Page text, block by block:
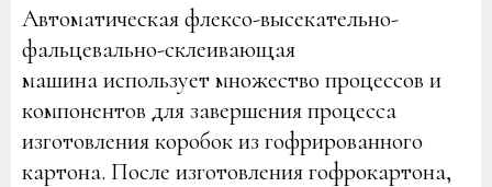
Автоматическая флексо-высекательно-
фальцевально-склеивающая
машина использует множество процессов и
компонентов для завершения процесса
изготовления коробок из гофрированного
картона. После изготовления гофрокартона,